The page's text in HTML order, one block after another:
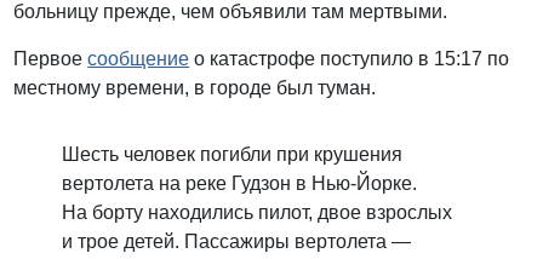
больницу прежде, чем объявили там мертвыми.
Первоесообщение о катастрофе поступило в 15:17 по
местному времени, в городе был туман.
Шесть человек погибли при крушения
вертолета на реке Гудзон в Нью-Йорке.
На борту находились пилот, двое взрослых
и трое детей. Пассажиры вертолета —